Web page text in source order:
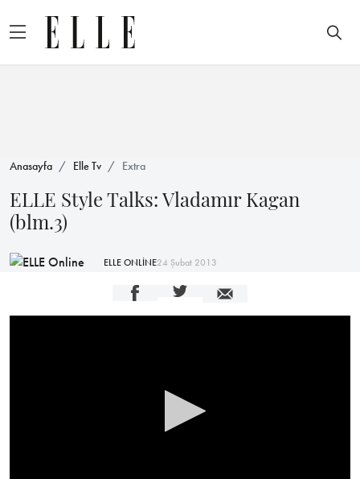
Anasayfa Elle Tv Extra
ELLE Style Talks: Vladamır Kagan
(blm.3)
ELLE ONLİNE24 Şubat 2013